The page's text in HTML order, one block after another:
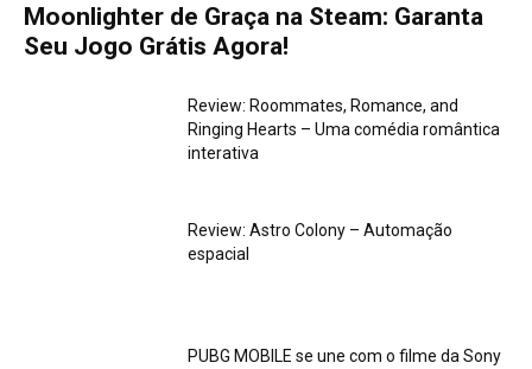
Moonlighter de Graça na Steam: Garanta
Seu Jogo Grátis Agora!
Review: Roommates, Romance, and
Ringing Hearts – Uma comédia romântica
interativa
Review: Astro Colony – Automação
espacial
PUBG MOBILE se une com o filme da Sony